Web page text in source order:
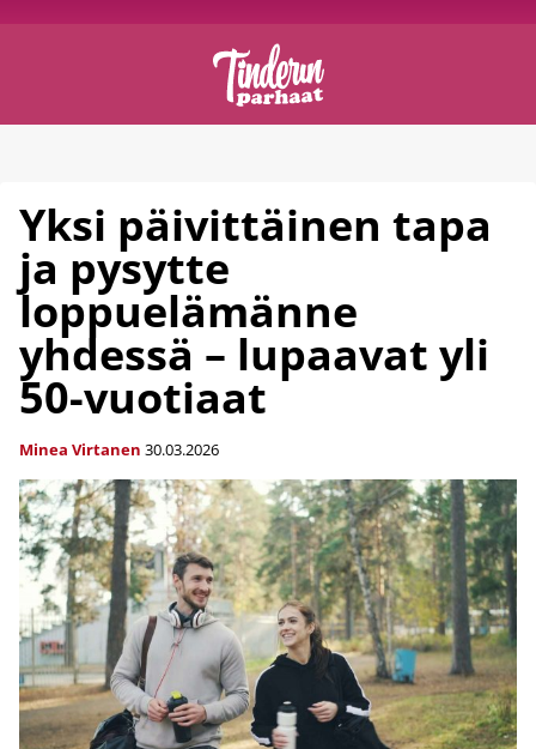
Yksi päivittäinen tapa
ja pysytte
loppuelämänne
yhdessä – lupaavat yli
50-vuotiaat
Minea Virtanen 30.03.2026